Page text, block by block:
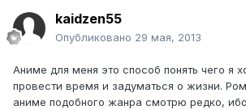
kaidzen55
Опубликовано 29 мая, 2013
Аниме для меня это способ понять чего я
провести время и задуматься о жизни.
аниме подобного жанра смотрю редко,